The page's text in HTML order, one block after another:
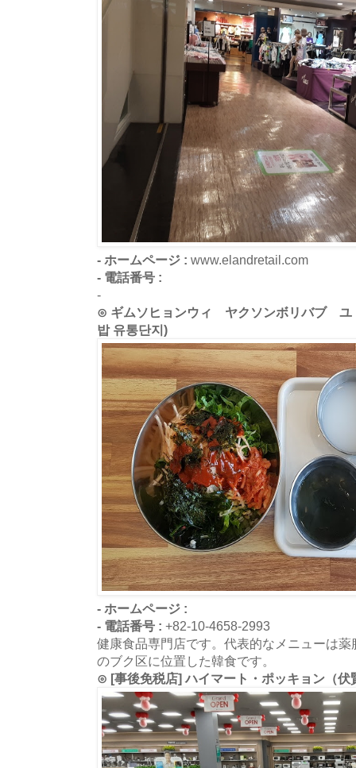
- ホームページ : www.elandretail.com
- 電話番号 :
-
⊙ ギムソヒョンウィ ヤクソンボリバブ ユ
밥 유통단지)
- ホームページ :
- 電話番号 : +82-10-4658-2993
健康食品専門店です。代表的なメニューは
のブク区に位置した韓食です。
⊙ [事後免税店] ハイマート・ポッキョン（伏